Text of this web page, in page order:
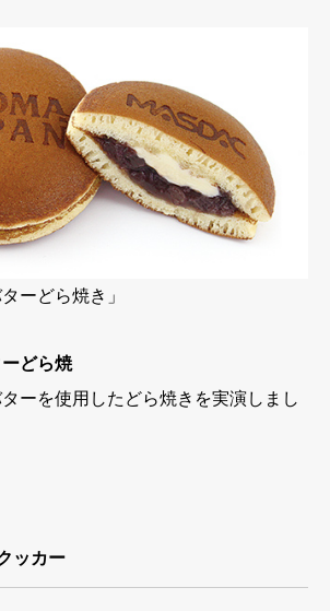
ーどら焼き」
どら焼
ーを使用したどら焼きを実演しまし
ッカー